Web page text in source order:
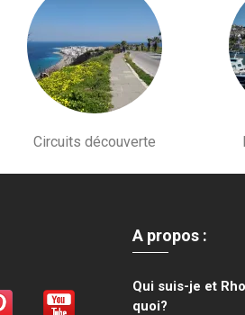
Circuits découverte
A propos :
Qui suis-je et
quoi?